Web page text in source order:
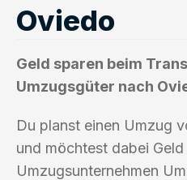
Oviedo
Geld sparen beim
Umzugsgüter nach
Du planst einen Umzug
und möchtest dabei
Umzugsunternehmen